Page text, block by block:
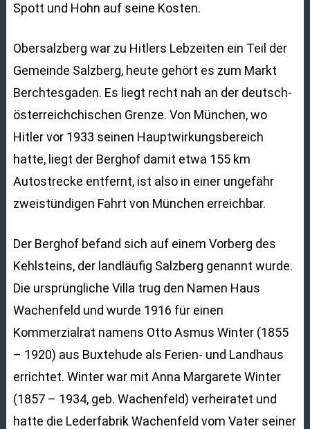
Spott und Hohn auf seine Kosten.
Obersalzberg war zu Hitlers Lebzeiten ein Teil der
Gemeinde Salzberg, heute gehört es zum Markt
Berchtesgaden. Es liegt recht nah an der deutsch-
österreichchischen Grenze. Von München, wo
Hitler vor 1933 seinen Hauptwirkungsbereich
hatte, liegt der Berghof damit etwa 155 km
Autostrecke entfernt, ist also in einer ungefähr
zweistündigen Fahrt von München erreichbar.
Der Berghof befand sich auf einem Vorberg des
Kehlsteins, der landläufig Salzberg genannt wurde.
Die ursprüngliche Villa trug den Namen Haus
Wachenfeld und wurde 1916 für einen
Kommerzialrat namens Otto Asmus Winter (1855
– 1920) aus Buxtehude als Ferien- und Landhaus
errichtet. Winter war mit Anna Margarete Winter
(1857 – 1934, geb. Wachenfeld) verheiratet und
hatte die Lederfabrik Wachenfeld vom Vater seiner